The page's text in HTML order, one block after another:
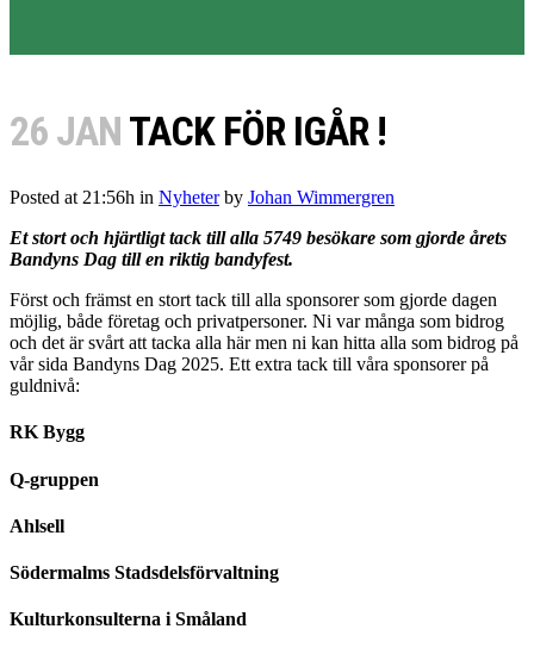
26 JAN TACK FÖR IGÅR !
Posted at 21:56h in Nyheter by Johan Wimmergren
Et stort och hjärtligt tack till alla 5749 besökare som gjorde årets
Bandyns Dag till en riktig bandyfest.
Först och främst en stort tack till alla sponsorer som gjorde dagen
möjlig, både företag och privatpersoner. Ni var många som bidrog
och det är svårt att tacka alla här men ni kan hitta alla som bidrog på
vår sida Bandyns Dag 2025. Ett extra tack till våra sponsorer på
guldnivå:
RK Bygg
Q-gruppen
Ahlsell
Södermalms Stadsdelsförvaltning
Kulturkonsulterna i Småland